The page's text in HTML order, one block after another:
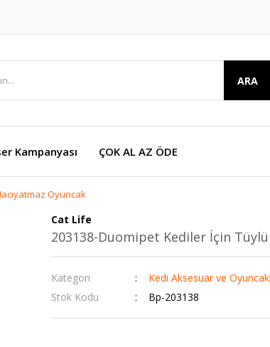
ARA
Kampanyası ÇOK AL AZ ÖDE
Oyuncak
Cat Life
203138-Duomipet Kediler İçin
Kategori
Kedi Aksesuar ve
Stok Kodu
Bp-203138